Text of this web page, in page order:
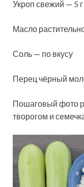
Укроп свежий — 5
Масло
Соль — по вкусу
Перец чёрный
Пошаговый фото
творогом и